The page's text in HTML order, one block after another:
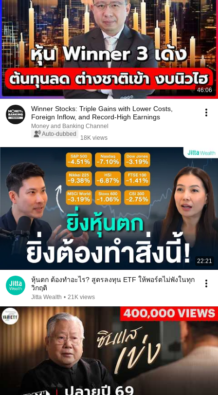
46:06
Winner Stocks: Triple Gains with Lower Costs,
Foreign Inflow, and Record-High Earnings
Money and Banking Channel
Auto-dubbed
18K views
22:21
หุ้นตก ต้องทำอะไร? สูตรลงทุน ETF ให้พอร์ตไม่พังในทุก
วิกฤติ
Jitta Wealth • 21K views